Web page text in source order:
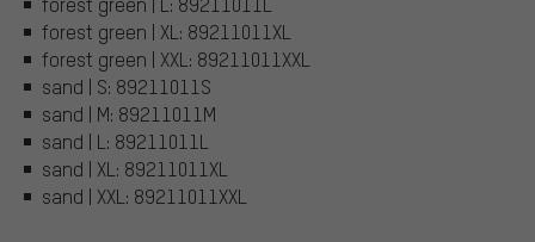
forest green | XL: 89211011XL
forest green | XXL: 89211011XXL
sand | S: 89211011S
sand | M: 89211011M
sand | L: 89211011L
sand | XL: 89211011XL
sand | XXL: 89211011XXL